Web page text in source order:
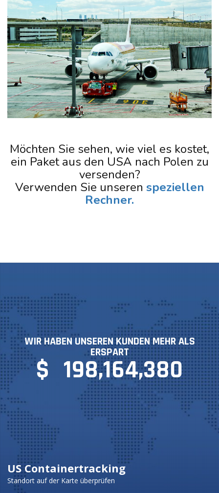
Möchten Sie sehen, wie viel es kostet,
ein Paket aus den USA nach Polen zu
versenden?
Verwenden Sie unseren speziellen
Rechner.
WIR HABEN UNSEREN KUNDEN MEHR ALS
ERSPART
$ 198,164,380
US Containertracking
Standort auf der Karte überprüfen